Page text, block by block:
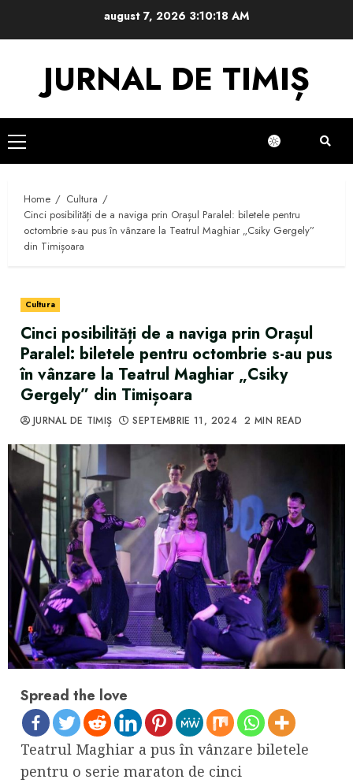
august 7, 2026 3:10:19 AM
JURNAL DE TIMIȘ
Primary
Menu
Home
Cultura
Cinci posibilități de a naviga prin Orașul Paralel: biletele pentru
octombrie s-au pus în vânzare la Teatrul Maghiar „Csiky Gergely”
din Timișoara
Cultura
Cinci posibilități de a naviga prin Orașul
Paralel: biletele pentru octombrie s-au pus
în vânzare la Teatrul Maghiar „Csiky
Gergely” din Timișoara
JURNAL DE TIMIȘ SEPTEMBRIE 11, 2024 2 MIN READ
Spread the love
Teatrul Maghiar a pus în vânzare biletele
pentru o serie maraton de cinci